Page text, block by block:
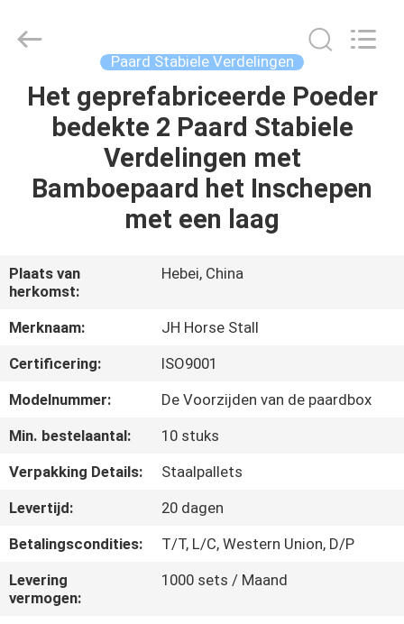
HUIS
PRODUCTEN
ONGEVEER
FABRIEKSREIS
KWALITEITSCONTROLE
CONTACTEER
ONS
VERZOEK
OM
CITAAT
metal
products
Paard Stabiele Verdelingen
Het geprefabriceerde Poeder
bedekte 2 Paard Stabiele
Verdelingen met
Bamboepaard het Inschepen
met een laag
Plaats van
herkomst:
Hebei, China
Merknaam:
JH Horse Stall
Certificering:
ISO9001
Modelnummer:
De Voorzijden van de paardbox
Min. bestelaantal:
10 stuks
Verpakking Details:
Staalpallets
Levertijd:
20 dagen
Betalingscondities:
T/T, L/C, Western Union, D/P
Levering
vermogen:
1000 sets / Maand